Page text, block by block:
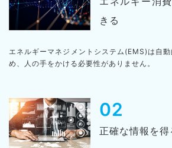
きる
エネルギーマネジメントシステム(EMS)は自
め、人の手をかける必要性がありません。
02
正確な情報を